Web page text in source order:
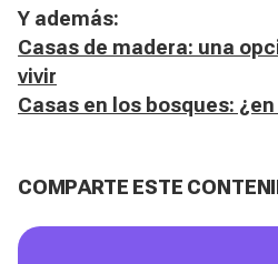
​Y además:
Casas de madera: una
vivir
Casas en los bosques:
COMPARTE ESTE